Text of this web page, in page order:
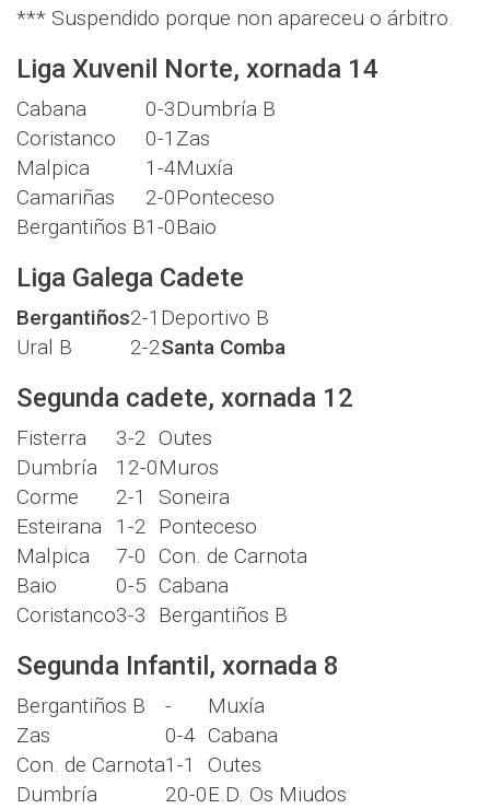
*** Suspendido porque non apareceu o árbitro.
Liga Xuvenil Norte, xornada 14
Cabana 0-3Dumbría B
Coristanco
0-1 Zas
Malpica
1-4Muxía
Camariñas
2-0Ponteceso
Bergantiños B1-0Baio
Liga Galega Cadete
Bergantiños2-1 Deportivo B
Ural B
2-2Santa Comba
Segunda cadete, xornada 12
Fisterra 3-2 Outes
Dumbría
12-0Muros
Corme
2-1
Soneira
Esteirana
1-2 Ponteceso
Malpica
7-0 Con. de Carnota
Baio
0-5 Cabana
Coristanco3-3 Bergantiños B
Segunda Infantil, xornada 8
Bergantiños B -
Muxía
Zas
0-4 Cabana
Con. de Carnota1-1
Outes
Dumbría
20-0E.D. Os Miudos